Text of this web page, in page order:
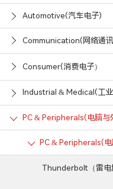
Automotive(汽车电子)
Communication(网络通讯
Consumer(消费电子）
Industrial & Medical(工
PC & Peripherals(电脑与
PC & Peripherals(电
Thunderbolt（雷电